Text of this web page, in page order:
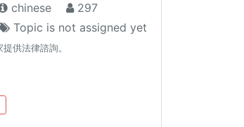
chinese
297
Topic is not assigned yet
供法律諮詢。